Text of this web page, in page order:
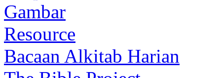
Gambar
Resource
Bacaan Alkitab Harian